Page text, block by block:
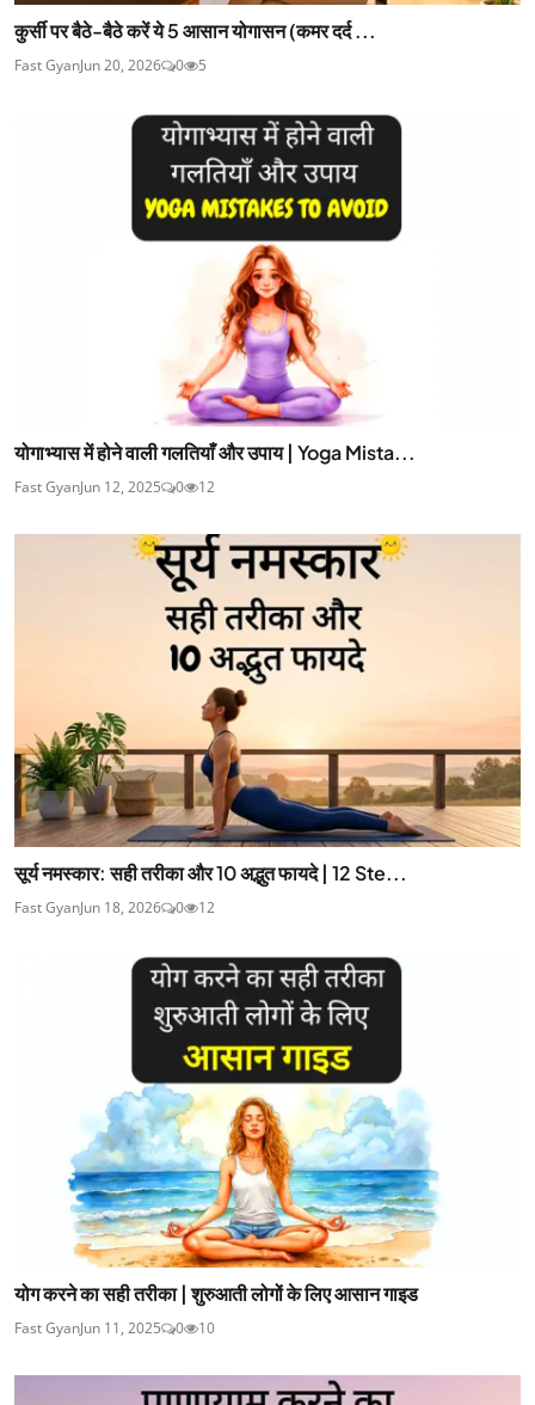
कुर्सी पर बैठे-बैठे करें ये 5 आसान योगासन (कमर दर्द ...
Fast GyanJun 20, 2026 0 5
योगाभ्यास में होने वाली गलतियाँ और उपाय | Yoga Mista...
Fast GyanJun 12, 2025 0 12
सूर्य नमस्कार: सही तरीका और 10 अद्भुत फायदे | 12 Ste...
Fast GyanJun 18, 2026 0 12
योग करने का सही तरीका | शुरुआती लोगों के लिए आसान गाइड
Fast GyanJun 11, 2025 0 10